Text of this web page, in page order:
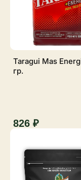
Taragui Mas
гр.
826 ₽